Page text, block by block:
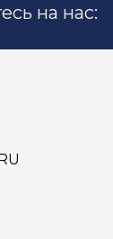
на нас: